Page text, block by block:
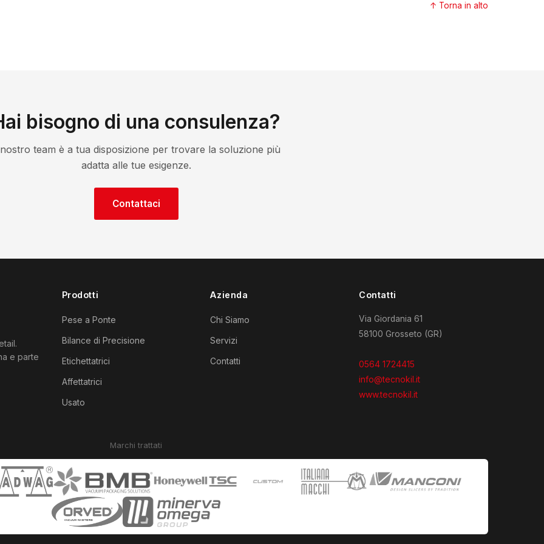
↑ Torna in alto
bisogno di una consulenza?
team è a tua disposizione per trovare la soluzione più
adatta alle tue esigenze.
Contattaci
e parte
Prodotti
Pese a Ponte
Bilance di Precisione
Etichettatrici
Affettatrici
Usato
Azienda
Chi Siamo
Servizi
Contatti
Contatti
Via Giordania 61
58100 Grosseto (GR)
0564 1724415
info@tecnokil.it
www.tecnokil.it
Marchi trattati